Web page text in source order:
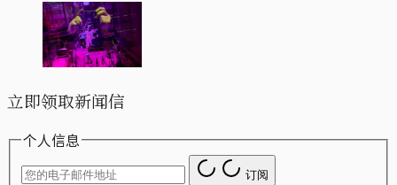
立即领取新闻信
个人信息
订阅